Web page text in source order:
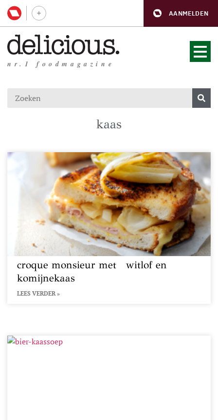
AANMELDEN
nr.1 foodmagazine
kaas
croque monsieur met witlof en
komijnekaas
LEES VERDER »